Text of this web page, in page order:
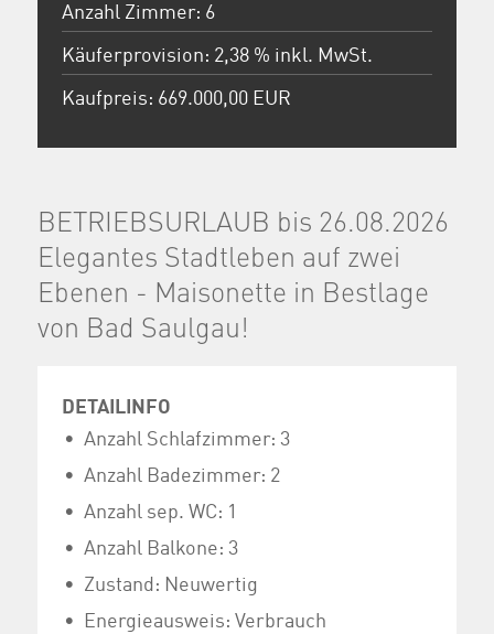
Anzahl Zimmer: 6
Käuferprovision: 2,38 % inkl. MwSt.
Kaufpreis: 669.000,00 EUR
BETRIEBSURLAUB bis 26.08.2026
Elegantes Stadtleben auf zwei
Ebenen - Maisonette in Bestlage
von Bad Saulgau!
DETAILINFO
Anzahl Schlafzimmer: 3
Anzahl Badezimmer: 2
Anzahl sep. WC: 1
Anzahl Balkone: 3
Zustand: Neuwertig
Energieausweis: Verbrauch